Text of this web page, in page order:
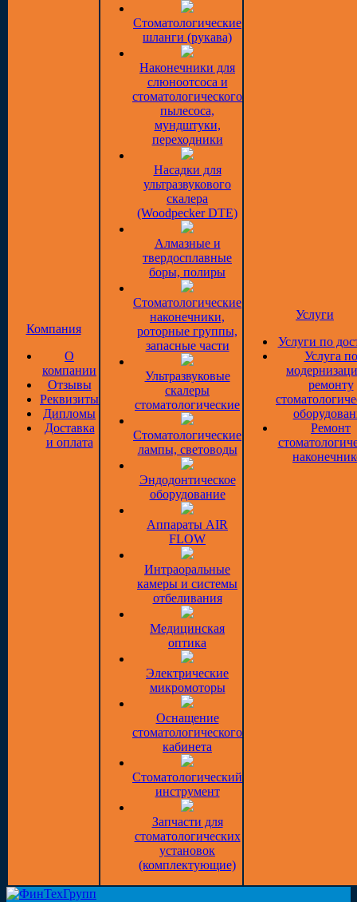
Компания
О
компании
Отзывы
Реквизиты
Дипломы
Доставка
и оплата
Стоматологические
шланги (рукава)
Наконечники для
слюноотсоса и
стоматологического
пылесоса,
мундштуки,
переходники
Насадки для
ультразвукового
скалера
(Woodpecker DTE)
Алмазные и
твердосплавные
боры, полиры
Стоматологические
наконечники,
роторные группы,
запасные части
Ультразвуковые
скалеры
стоматологические
Стоматологические
лампы, световоды
Эндодонтическое
оборудование
Аппараты AIR
FLOW
Интраоральные
камеры и системы
отбеливания
Медицинская
оптика
Электрические
микромоторы
Оснащение
стоматологического
кабинета
Стоматологический
инструмент
Запчасти для
стоматологических
установок
(комплектующие)
Услуги
Услуги по
Услуга по
ремонту
Ремонт